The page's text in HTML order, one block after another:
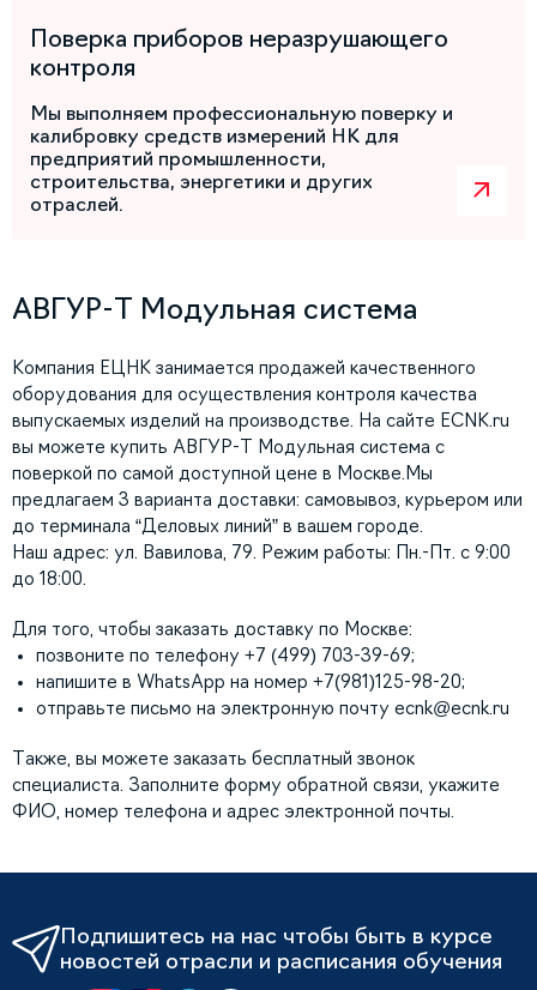
Поверка приборов неразрушающего
контроля
Мы выполняем профессиональную поверку и
калибровку средств измерений НК для
предприятий промышленности,
строительства, энергетики и других
отраслей.
АВГУР-Т Модульная система
Компания ЕЦНК занимается продажей качественного
оборудования для осуществления контроля качества
выпускаемых изделий на производстве. На сайте ECNK.ru
вы можете купить АВГУР-Т Модульная система с
поверкой по самой доступной цене в Москве.Мы
предлагаем 3 варианта доставки: самовывоз, курьером или
до терминала “Деловых линий” в вашем городе.
Наш адрес: ул. Вавилова, 79. Режим работы: Пн.-Пт. с 9:00
до 18:00.
Для того, чтобы заказать доставку по Москве:
позвоните по телефону +7 (499) 703-39-69;
напишите в WhatsApp на номер +7(981)125-98-20;
отправьте письмо на электронную почту ecnk@ecnk.ru
Также, вы можете заказать бесплатный звонок
специалиста. Заполните форму обратной связи, укажите
ФИО, номер телефона и адрес электронной почты.
Подпишитесь на нас чтобы быть в курсе
новостей отрасли и расписания обучения